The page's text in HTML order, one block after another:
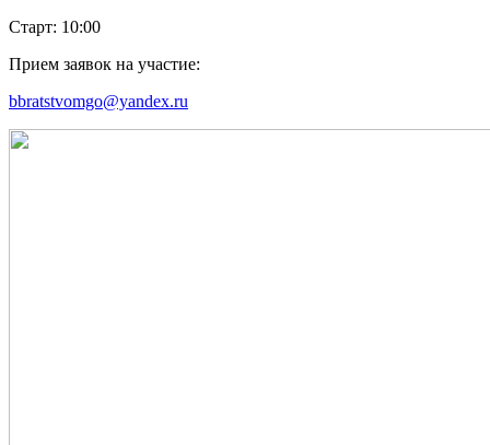
Старт: 10:00
Прием заявок на участие:
bbratstvomgo@yandex.ru